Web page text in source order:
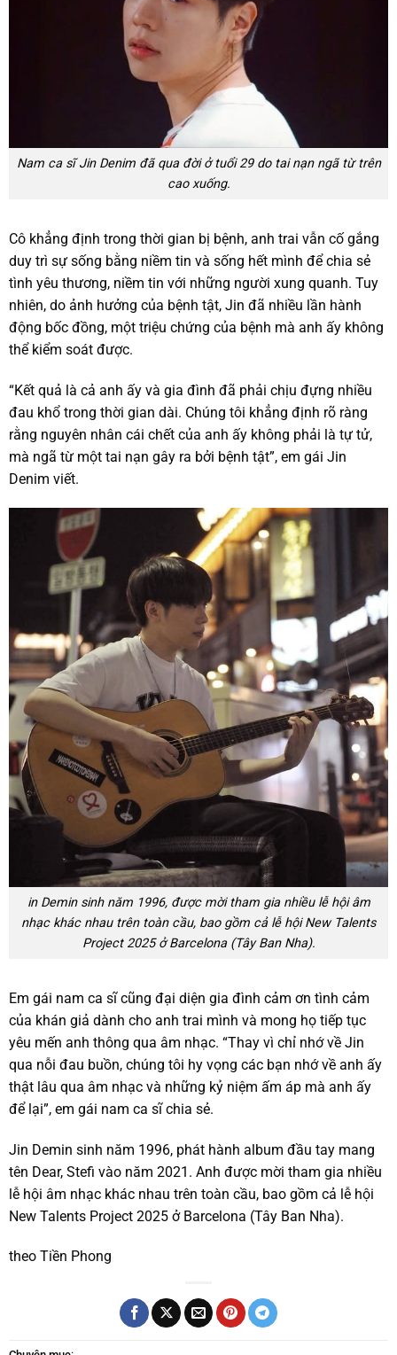
Nam ca sĩ Jin Denim đã qua đời ở tuổi 29 do tai nạn ngã từ trên
cao xuống.
Cô khẳng định trong thời gian bị bệnh, anh trai vẫn cố gắng
duy trì sự sống bằng niềm tin và sống hết mình để chia sẻ
tình yêu thương, niềm tin với những người xung quanh. Tuy
nhiên, do ảnh hưởng của bệnh tật, Jin đã nhiều lần hành
động bốc đồng, một triệu chứng của bệnh mà anh ấy không
thể kiểm soát được.
“Kết quả là cả anh ấy và gia đình đã phải chịu đựng nhiều
đau khổ trong thời gian dài. Chúng tôi khẳng định rõ ràng
rằng nguyên nhân cái chết của anh ấy không phải là tự tử,
mà ngã từ một tai nạn gây ra bởi bệnh tật”, em gái Jin
Denim viết.
in Demin sinh năm 1996, được mời tham gia nhiều lễ hội âm
nhạc khác nhau trên toàn cầu, bao gồm cả lễ hội New Talents
Project 2025 ở Barcelona (Tây Ban Nha).
Em gái nam ca sĩ cũng đại diện gia đình cảm ơn tình cảm
của khán giả dành cho anh trai mình và mong họ tiếp tục
yêu mến anh thông qua âm nhạc. “Thay vì chỉ nhớ về Jin
qua nỗi đau buồn, chúng tôi hy vọng các bạn nhớ về anh ấy
thật lâu qua âm nhạc và những kỷ niệm ấm áp mà anh ấy
để lại”, em gái nam ca sĩ chia sẻ.
Jin Demin sinh năm 1996, phát hành album đầu tay mang
tên Dear, Stefi vào năm 2021. Anh được mời tham gia nhiều
lễ hội âm nhạc khác nhau trên toàn cầu, bao gồm cả lễ hội
New Talents Project 2025 ở Barcelona (Tây Ban Nha).
theo Tiền Phong